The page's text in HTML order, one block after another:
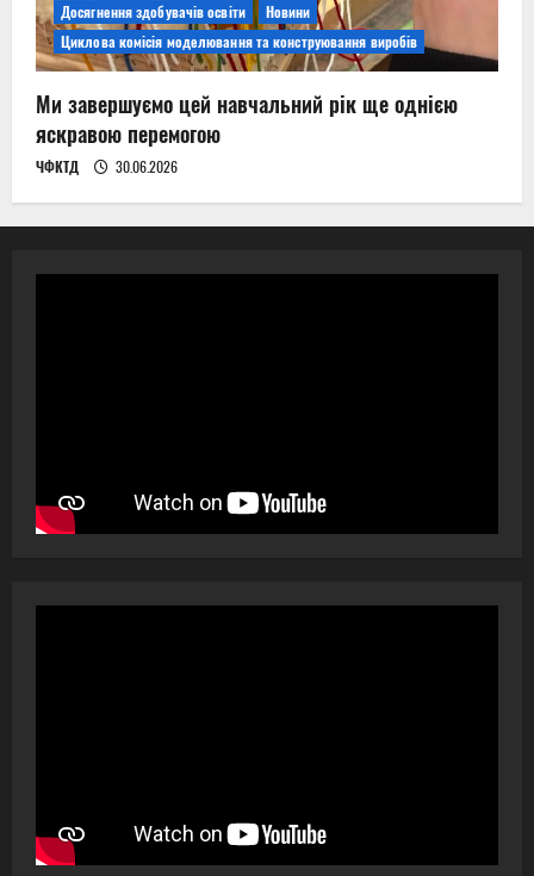
Досягнення здобувачів освіти
Новини
Циклова комісія моделювання та конструювання виробів
Ми завершуємо цей навчальний рік ще однією
яскравою перемогою
ЧФКТД 30.06.2026